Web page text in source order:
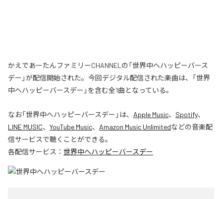
かえであーたんファミリーCHANNELの「世界中へハッピーバース
デー」が配信開始された。今回デジタル配信された楽曲は、「世界
中へハッピーバースデー」を含む全1曲となっている。
なお「世界中へハッピーバースデー 」は、 Apple Music、 Spotify、
LINE MUSIC、 YouTube Music、 Amazon Music Unlimitedなどの音楽配
信サービスで聴くことができる。
各配信サービス： 世界中へハッピーバースデー